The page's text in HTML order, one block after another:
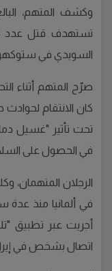
تستهدف قتل عدد
السويدي في
صرّح المتهم أثناء
كان الانتقام
تحت تأثير "غسيل
في الحصول على
الرجلان المتهمان،
في ألمانيا منذ
أجريت عبر تطبيق
اتصال بشخص في